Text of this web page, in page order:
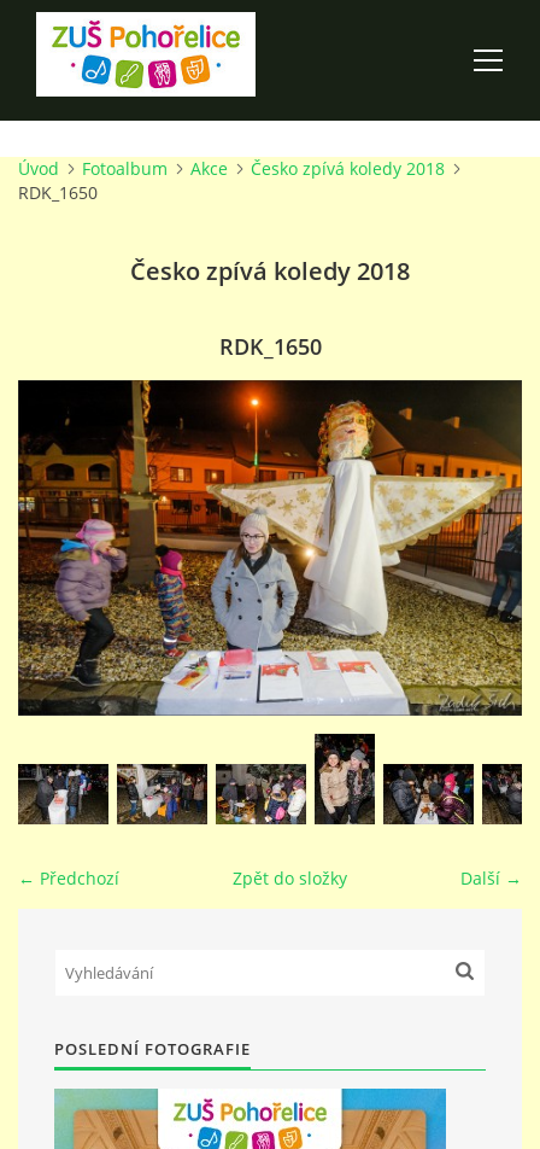
ÚVOD
PRO RODIČE
TALENTOVÉ ZKOUŠKY
STUDIJNÍ OBORY
GALERIE
VIDEA - FILMOVÁ TVORBA
DOKUMENTY / KE STAŽENÍ
KURZY
KONTAKTY
PŘÍMĚSTSKÝ TÁBOR
Úvod Fotoalbum Akce
Česko zpívá koledy 2018
RDK_1650
Česko zpívá koledy 2018
RDK_1650
← Předchozí Další →
Zpět do složky
POSLEDNÍ FOTOGRAFIE